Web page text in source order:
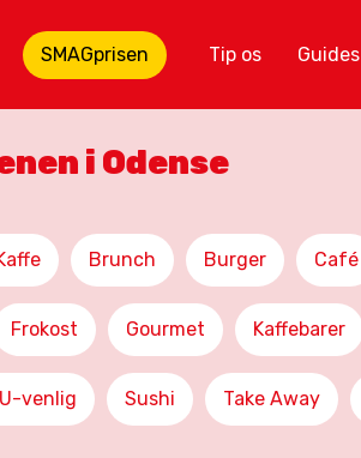
SMAGprisen Tip os Guides
i Odense
Brunch Burger Café
Frokost Gourmet Kaffebarer
venlig Sushi Take Away